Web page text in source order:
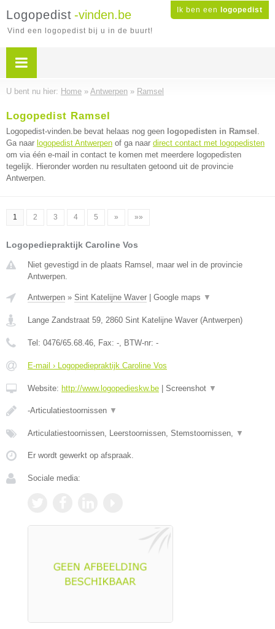
Ik ben een logopedist
Logopedist -vinden.be
Vind een logopedist bij u in de buurt!
U bent nu hier: Home » Antwerpen » Ramsel
Logopedist Ramsel
Logopedist-vinden.be bevat helaas nog geen logopedisten in Ramsel .
Ga naar logopedist Antwerpen of ga naar direct contact met logopedisten
om via één e-mail in contact te komen met meerdere logopedisten
tegelijk. Hieronder worden nu resultaten getoond uit de provincie
Antwerpen.
1 2 3 4 5 » »»
Logopediepraktijk Caroline Vos
Niet gevestigd in de plaats Ramsel, maar wel in de provincie
Antwerpen.
Antwerpen » Sint Katelijne Waver Google maps ▼
Lange Zandstraat 59, 2860 Sint Katelijne Waver (Antwerpen)
Tel: 0476/65.68.46, Fax: -, BTW-nr: -
E-mail › Logopediepraktijk Caroline Vos
Website: http://www.logopedieskw.be Screenshot ▼
-Articulatiestoornissen ▼
Articulatiestoornissen, Leerstoornissen, Stemstoornissen, ▼
Er wordt gewerkt op afspraak.
Sociale media: